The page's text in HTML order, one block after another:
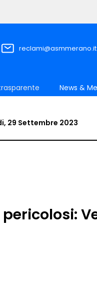
reclami@asmmerano.it
News &
29 Settembre 2023